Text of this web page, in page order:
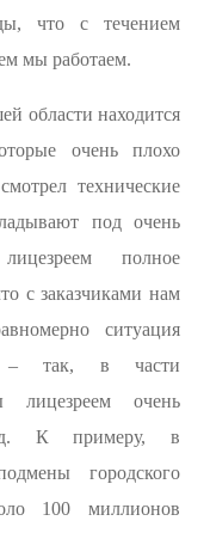
что с течением
мы работаем.
области находится
очень плохо
технические
под очень
полное
с заказчиками нам
ситуация
– так, в части
лицезреем очень
К примеру, в
городского
100 миллионов